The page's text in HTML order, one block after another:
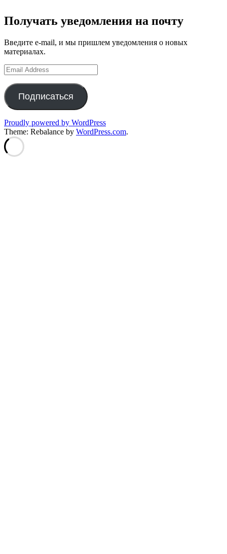
Получать уведомления на почту
Введите e-mail, и мы пришлем уведомления о новых
материалах.
Email
Address
Подписаться
Proudly powered by WordPress
Theme: Rebalance by WordPress.com.